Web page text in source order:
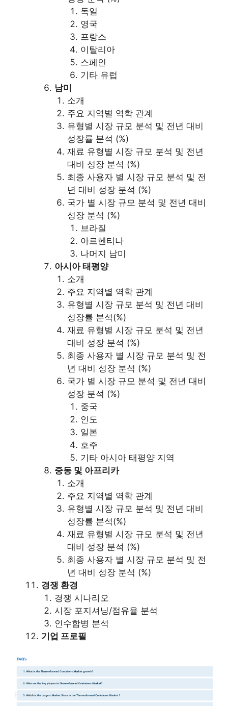
독일
영국
프랑스
이탈리아
스페인
기타 유럽
남미
소개
주요 지역별 역학 관계
유형별 시장 규모 분석 및 전년 대비
성장률 분석 (%)
재료 유형별 시장 규모 분석 및 전년
대비 성장 분석 (%)
최종 사용자 별 시장 규모 분석 및 전
년 대비 성장 분석 (%)
국가 별 시장 규모 분석 및 전년 대비
성장 분석 (%)
브라질
아르헨티나
나머지 남미
아시아 태평양
소개
주요 지역별 역학 관계
유형별 시장 규모 분석 및 전년 대비
성장률 분석(%)
재료 유형별 시장 규모 분석 및 전년
대비 성장 분석 (%)
최종 사용자 별 시장 규모 분석 및 전
년 대비 성장 분석 (%)
국가 별 시장 규모 분석 및 전년 대비
성장 분석 (%)
중국
인도
일본
호주
기타 아시아 태평양 지역
중동 및 아프리카
소개
주요 지역별 역학 관계
유형별 시장 규모 분석 및 전년 대비
성장률 분석(%)
재료 유형별 시장 규모 분석 및 전년
대비 성장 분석 (%)
최종 사용자 별 시장 규모 분석 및 전
년 대비 성장 분석 (%)
경쟁 환경
경쟁 시나리오
시장 포지셔닝/점유율 분석
인수합병 분석
기업 프로필